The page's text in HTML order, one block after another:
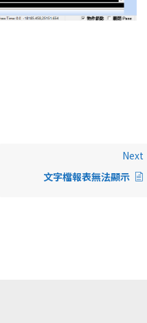
Next
文字檔報表無法顯示